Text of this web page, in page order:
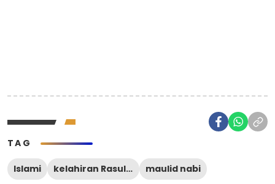
TAG
Islami kelahiran Rasulullah maulid nabi